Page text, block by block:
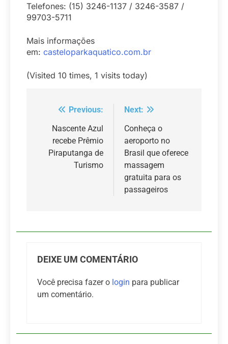
Telefones: (15) 3246-1137 / 3246-3587 /
99703-5711
Mais informações
em: casteloparkaquatico.com.br
(Visited 10 times, 1 visits today)
Navegação
Post
Previous:
Nascente Azul
recebe Prêmio
Piraputanga de
Turismo
Next:
Conheça o
aeroporto no
Brasil que oferece
massagem
gratuita para os
passageiros
DEIXE UM COMENTÁRIO
Você precisa fazer o login para publicar
um comentário.